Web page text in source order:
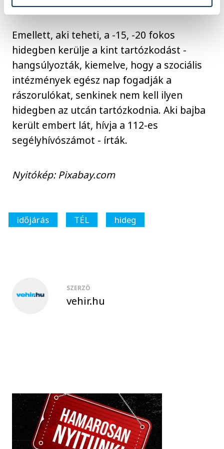
Emellett, aki teheti, a -15, -20 fokos
hidegben kerülje a kint tartózkodást -
hangsúlyozták, kiemelve, hogy a szociális
intézmények egész nap fogadják a
rászorulókat, senkinek nem kell ilyen
hidegben az utcán tartózkodnia. Aki bajba
került embert lát, hívja a 112-es
segélyhívószámot - írták.
Nyitókép: Pixabay.com
időjárás TÉL hideg
SZERZŐ
vehir.hu